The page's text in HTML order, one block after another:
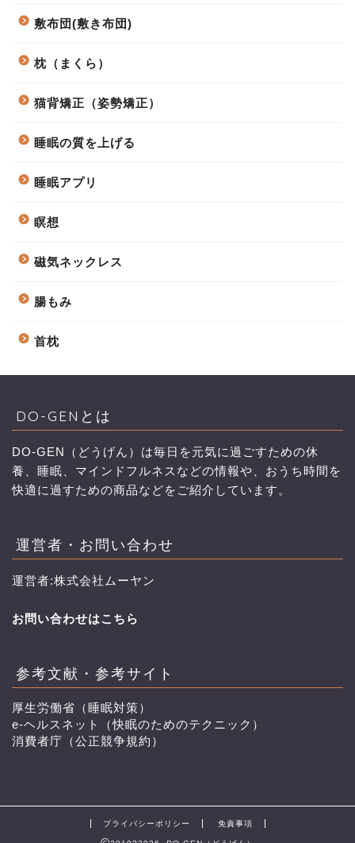
敷布団(敷き布団)
枕（まくら）
猫背矯正（姿勢矯正）
睡眠の質を上げる
睡眠アプリ
瞑想
磁気ネックレス
腸もみ
首枕
DO-GENとは
DO-GEN（どうげん）は毎日を元気に過ごすための休
養、睡眠、マインドフルネスなどの情報や、おうち時間を
快適に過すための商品などをご紹介しています。
運営者・お問い合わせ
運営者:株式会社ムーヤン
お問い合わせはこちら
参考文献・参考サイト
厚生労働省（睡眠対策）
e-ヘルスネット（快眠のためのテクニック）
消費者庁（公正競争規約）
プライバシーポリシー 免責事項